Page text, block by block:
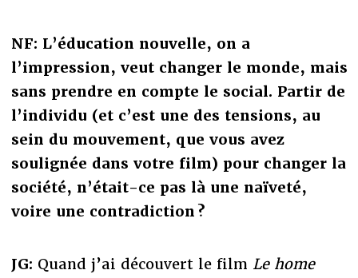
NF: L’éducation nouvelle, on a
l’impression, veut changer le monde, mais
sans prendre en compte le social. Partir de
l’individu (et c’est une des tensions, au
sein du mouvement, que vous avez
soulignée dans votre film) pour changer la
société, n’était-ce pas là une naïveté,
voire une contradiction ?
JG: Quand j’ai découvert le film Le home